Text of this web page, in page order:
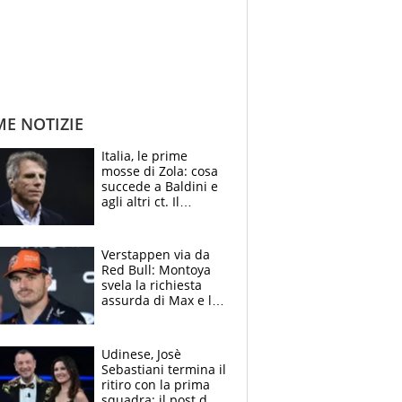
NOTIZIE
Italia, le prime
mosse di Zola: cosa
succede a Baldini e
agli altri ct. Il
azzurri
Verstappen via da
Red Bull: Montoya
svela la richiesta
assurda di Max e lo
McLaren siano
meglio?”
Udinese, Josè
Sebastiani termina il
ritiro con la prima